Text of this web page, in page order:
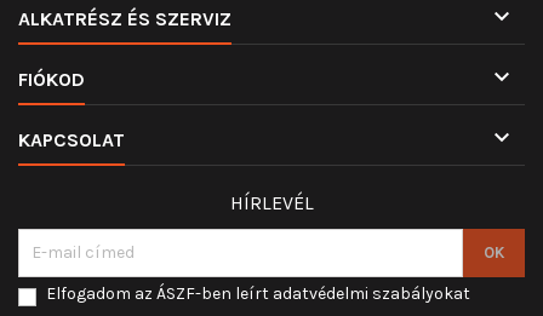
ALKATRÉSZ ÉS SZERVIZ 
FIÓKOD 
KAPCSOLAT 
HÍRLEVÉL
Elfogadom az ÁSZF-ben leírt adatvédelmi szabályokat